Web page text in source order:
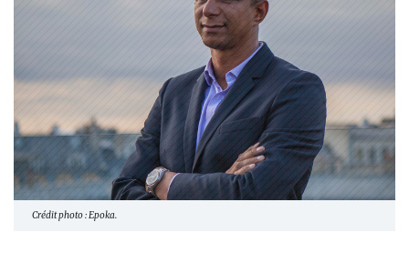
Crédit photo : Epoka.